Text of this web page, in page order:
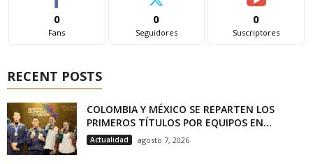
0
Fans
0
Seguidores
0
Suscriptores
RECENT POSTS
COLOMBIA Y MÉXICO SE REPARTEN LOS
PRIMEROS TÍTULOS POR EQUIPOS EN...
Actualidad agosto 7, 2026